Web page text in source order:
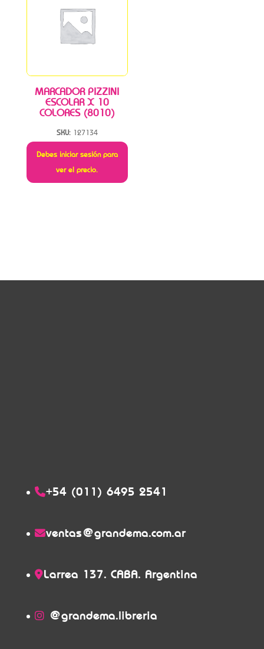
MARCADOR PIZZINI
ESCOLAR X 10
COLORES (8010)
SKU: 127134
Debes iniciar sesión para
ver el precio.
+54 (011) 6495 2541
ventas@grandema.com.ar
Larrea 137. CABA. Argentina
@grandema.libreria